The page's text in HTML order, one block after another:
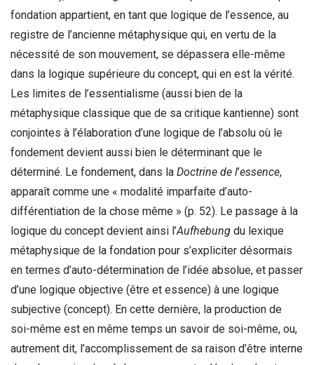
fondation appartient, en tant que logique de l’essence, au
registre de l’ancienne métaphysique qui, en vertu de la
nécessité de son mouvement, se dépassera elle-même
dans la logique supérieure du concept, qui en est la vérité.
Les limites de l’essentialisme (aussi bien de la
métaphysique classique que de sa critique kantienne) sont
conjointes à l’élaboration d’une logique de l’absolu où le
fondement devient aussi bien le déterminant que le
déterminé. Le fondement, dans la Doctrine de l’essence,
apparaît comme une « modalité imparfaite d’auto-
différentiation de la chose même » (p. 52). Le passage à la
logique du concept devient ainsi l’Aufhebung du lexique
métaphysique de la fondation pour s’expliciter désormais
en termes d’auto-détermination de l’idée absolue, et passer
d’une logique objective (être et essence) à une logique
subjective (concept). En cette dernière, la production de
soi-même est en même temps un savoir de soi-même, ou,
autrement dit, l’accomplissement de sa raison d’être interne